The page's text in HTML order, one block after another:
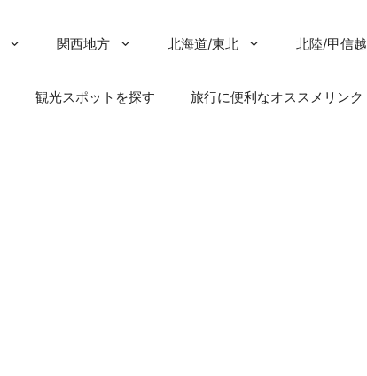
関西地方 北海道/東北 北陸/甲信越
観光スポットを探す 旅行に便利なオススメリンク